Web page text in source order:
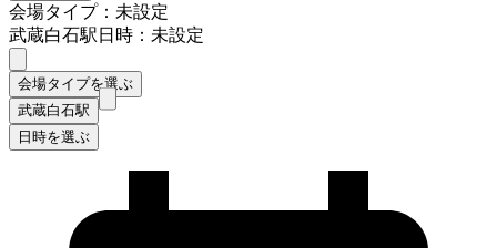
会場タイプ：未設定
武蔵白石駅日時：未設定
会場タイプを選ぶ
武蔵白石駅
日時を選ぶ